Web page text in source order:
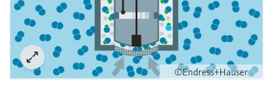
©Endress+Hauser